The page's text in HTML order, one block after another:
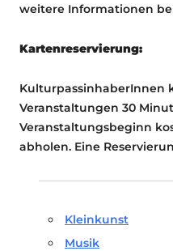
weitere Informationen
Kartenreservierung:
KulturpassinhaberInnen
Veranstaltungen 30
Veranstaltungsbeginn
abholen. Eine
Kleinkunst
Musik